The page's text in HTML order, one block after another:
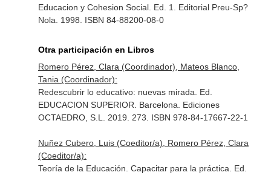
Educacion y Cohesion Social. Ed. 1. Editorial Preu-Sp?
Nola. 1998. ISBN 84-88200-08-0
Otra participación en Libros
Romero Pérez, Clara (Coordinador), Mateos Blanco,
Tania (Coordinador):
Redescubrir lo educativo: nuevas mirada. Ed.
EDUCACION SUPERIOR. Barcelona. Ediciones
OCTAEDRO, S.L. 2019. 273. ISBN 978-84-17667-22-1
Nuñez Cubero, Luis (Coeditor/a), Romero Pérez, Clara
(Coeditor/a):
Teoría de la Educación. Capacitar para la práctica. Ed.